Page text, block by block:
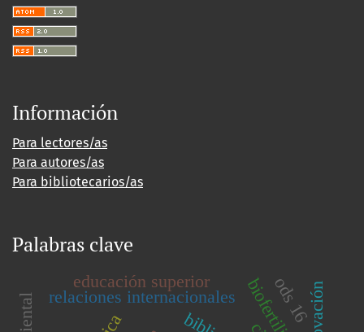
Información
Para lectores/as
Para autores/as
Para bibliotecarios/as
Palabras clave
relaciones internacionales ods 16
educación superior